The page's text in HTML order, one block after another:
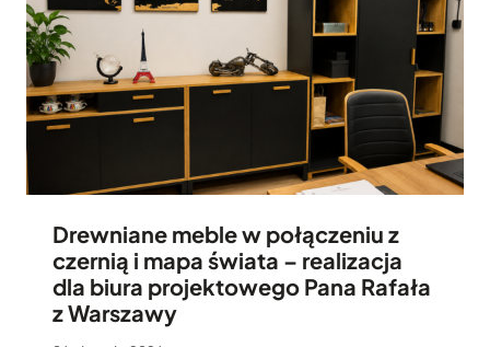
Drewniane meble w połączeniu z
czernią i mapa świata – realizacja
dla biura projektowego Pana Rafała
z Warszawy